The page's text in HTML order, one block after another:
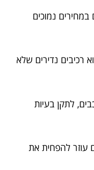
במחירים נמוכים
רכיבים נדירים שלא
לתקן בעיות
עוזר להפחית את